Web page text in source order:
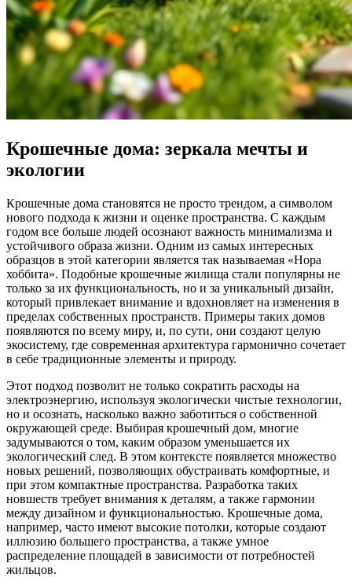
Крошечные дома: зеркала мечты и
экологии
Крошечные дома становятся не просто трендом, а символом
нового подхода к жизни и оценке пространства. С каждым
годом все больше людей осознают важность минимализма и
устойчивого образа жизни. Одним из самых интересных
образцов в этой категории является так называемая «Нора
хоббита». Подобные крошечные жилища стали популярны не
только за их функциональность, но и за уникальный дизайн,
который привлекает внимание и вдохновляет на изменения в
пределах собственных пространств. Примеры таких домов
появляются по всему миру, и, по сути, они создают целую
экосистему, где современная архитектура гармонично сочетает
в себе традиционные элементы и природу.
Этот подход позволит не только сократить расходы на
электроэнергию, используя экологически чистые технологии,
но и осознать, насколько важно заботиться о собственной
окружающей среде. Выбирая крошечный дом, многие
задумываются о том, каким образом уменьшается их
экологический след. В этом контексте появляется множество
новых решений, позволяющих обустраивать комфортные, и
при этом компактные пространства. Разработка таких
новшеств требует внимания к деталям, а также гармонии
между дизайном и функциональностью. Крошечные дома,
например, часто имеют высокие потолки, которые создают
иллюзию большего пространства, а также умное
распределение площадей в зависимости от потребностей
жильцов.